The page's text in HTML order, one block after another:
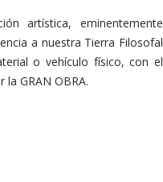
artística, eminentemente
a nuestra Tierra Filosofal
o vehículo físico, con el
la GRAN OBRA.